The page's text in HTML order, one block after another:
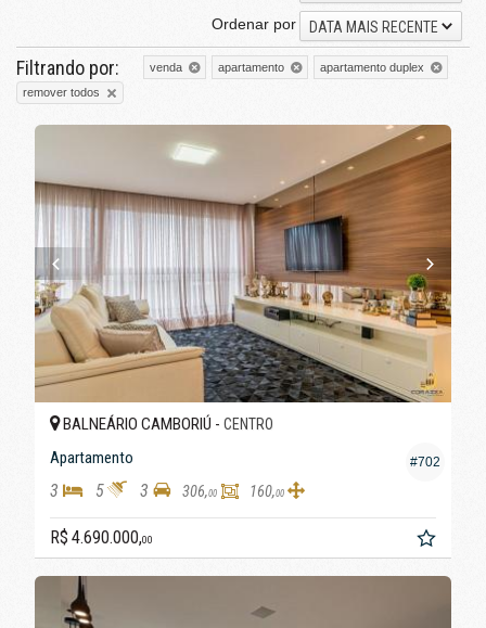
Ordenar por
DATA MAIS RECENTE
Filtrando por: venda apartamento
apartamento duplex
remover todos
#702
BALNEÁRIO CAMBORIÚ - CENTRO
Apartamento
3 5 3 306,00 160,00
R$ 4.690.000,00